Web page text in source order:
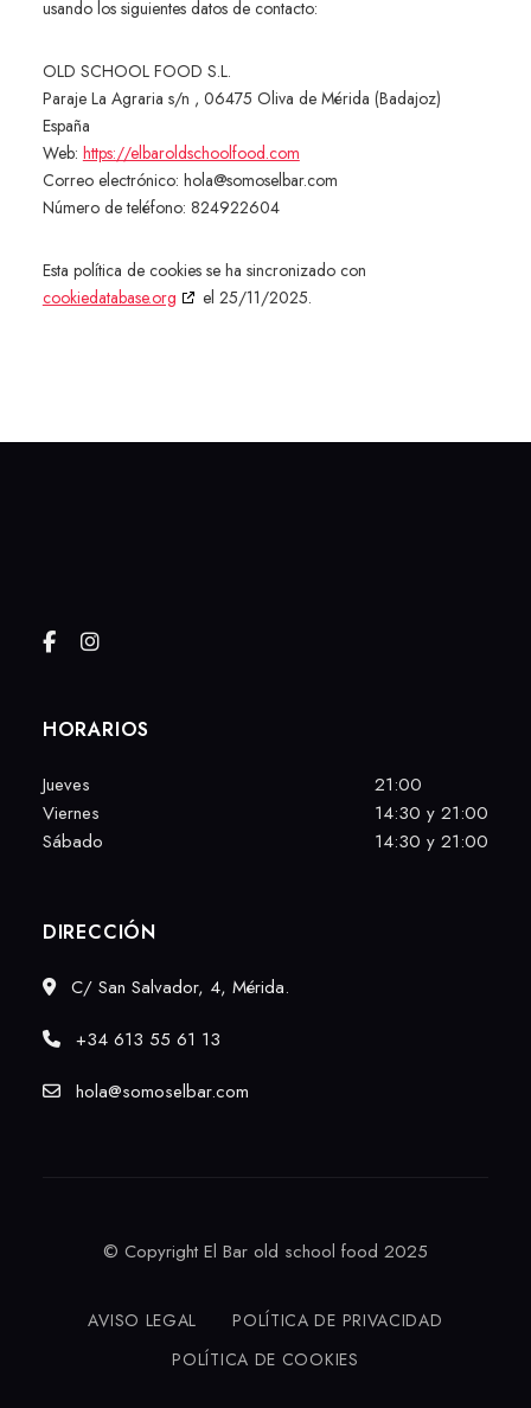
usando los siguientes datos de contacto:
OLD SCHOOL FOOD S.L.
Paraje La Agraria s/n , 06475 Oliva de Mérida (Badajoz)
España
Web: https://elbaroldschoolfood.com
Correo electrónico: hola@somoselbar.com
Número de teléfono: 824922604
Esta política de cookies se ha sincronizado con
cookiedatabase.org
el 25/11/2025.
HORARIOS
Jueves
21:00
Viernes
14:30 y 21:00
Sábado
14:30 y 21:00
DIRECCIÓN
C/ San Salvador, 4, Mérida.
+34 613 55 61 13
hola@somoselbar.com
© Copyright El Bar old school food 2025
AVISO LEGAL
POLÍTICA DE PRIVACIDAD
POLÍTICA DE COOKIES